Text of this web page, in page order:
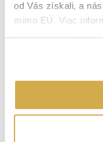
od Vás získali, a
mimo EÚ. Viac
Kanalizácia:na pozemku
Okná:Plastové okná
Energetický certifikát: